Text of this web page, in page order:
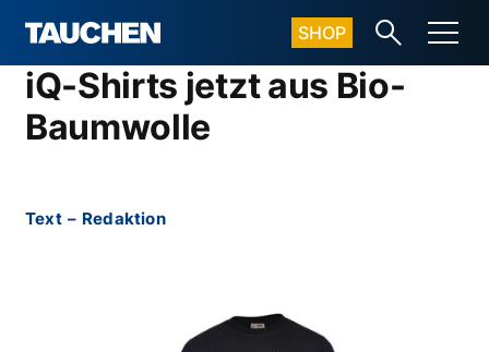
SHOP
iQ-Shirts jetzt aus Bio-
Baumwolle
Text – Redaktion